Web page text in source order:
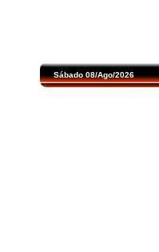
Sábado 08/Ago/2026